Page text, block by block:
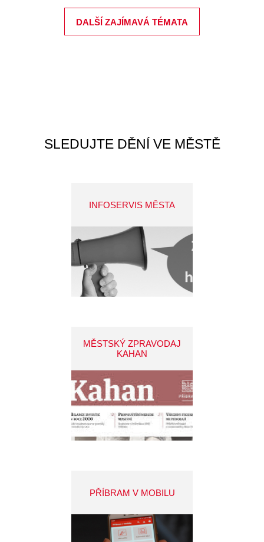
DALŠÍ ZAJÍMAVÁ TÉMATA
SLEDUJTE DĚNÍ VE MĚSTĚ
INFOSERVIS MĚSTA
MĚSTSKÝ ZPRAVODAJ
KAHAN
PŘÍBRAM V MOBILU